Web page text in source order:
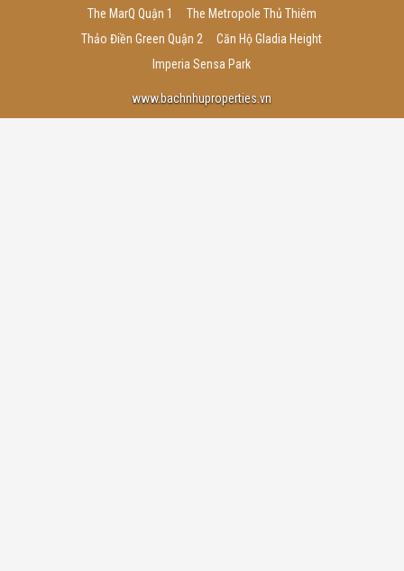
The MarQ Quận 1
The Metropole Thủ Thiêm
Thảo Điền Green Quận 2
Căn Hộ Gladia Height
Imperia Sensa Park
www.bachnhuproperties.vn